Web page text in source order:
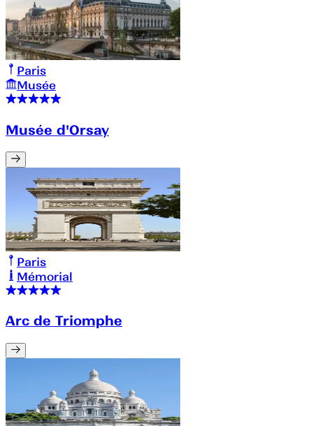
Paris
Musée
Musée d'Orsay
Paris
Mémorial
Arc de Triomphe